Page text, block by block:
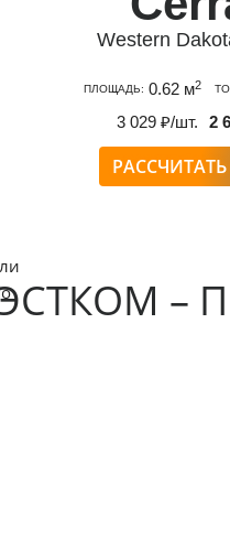
Western
ПЛОЩАДЬ: 0.62 м2
3 029 ₽/шт.
2
–